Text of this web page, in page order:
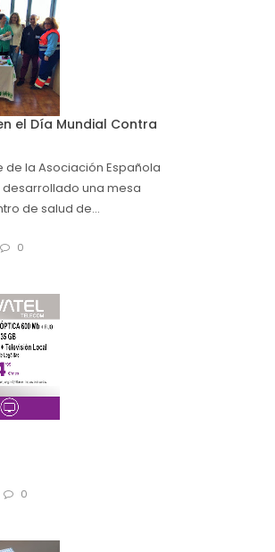
el Día Mundial Contra
de la Asociación Española
una mesa
de salud de...
0
0